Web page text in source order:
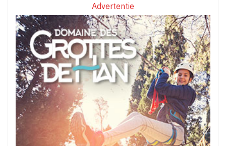
Advertentie